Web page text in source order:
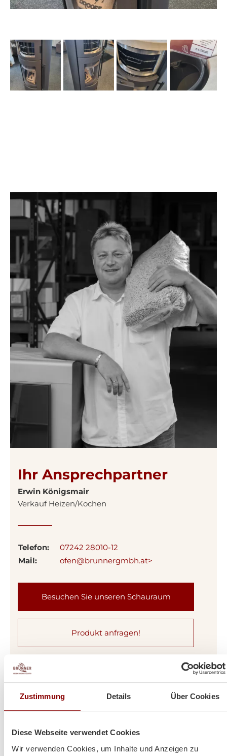
Zustimmung Details Über Cookies
Diese Webseite verwendet Cookies
Wir verwenden Cookies, um Inhalte und Anzeigen zu
Ihr Ansprechpartner
Erwin Königsmair
Verkauf Heizen/Kochen
Telefon:
07242 28010-12
Mail:
ofen@brunnergmbh.at>
Besuchen Sie unseren Schauraum
Produkt anfragen!